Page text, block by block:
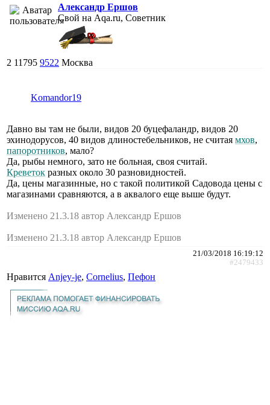
Александр Ершов
Свой на Aqa.ru, Советник
2 11795 9522 Москва
Komandor19
Давно вы там не были, видов 20 буцефаландр, видов 20
эхинодорусов, 40 видов длиностебельников, не считая мхов,
папоротников, мало?
Да, рыбы немного, зато не больная, своя считай.
Креветок разных около 30 разновидностей.
Да, цены магазинные, но с такой политикой Садовода цены с
магазинами сравняются, а в аквалого еще выше будут.
Изменено 21.3.18 автор Александр Ершов
Изменено 21.3.18 автор Александр Ершов
21/03/2018 16:19:12
#2479433
Нравится Anjey-je, Cornelius, Пефон